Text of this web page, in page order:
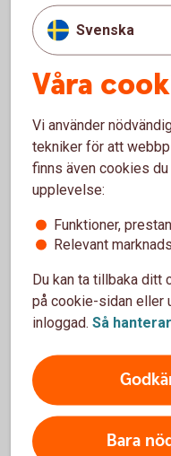
Levnadskostnader
Checklista
Swedbanks
Koll på
Få koll på de
debatteras,
Svenska
Våra
Vi använder
tekniker för att
finns även cookies
upplevelse:
Funktioner,
Relevant
Du kan ta tillbaka ditt
på cookie-sidan eller
inloggad. Så
Bara